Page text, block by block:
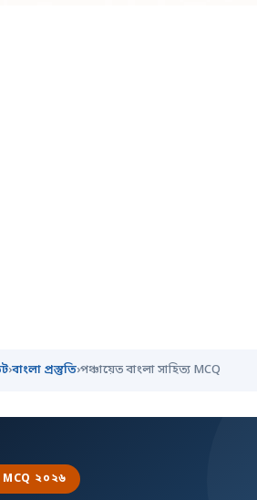
›বাংলা প্রস্তুতি›পঞ্চায়েত বাংলা সাহিত্য MCQ
MCQ ২০২৬